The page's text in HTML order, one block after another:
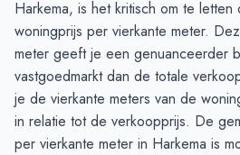
Type
Vraagprijs in euro's
€
Verkoopprijs in euro's
€
Harkema, is het kritisch om te
woningprijs per vierkante meter.
meter geeft je een genuanceerder
vastgoedmarkt dan de totale
je de vierkante meters van de
in relatie tot de verkoopprijs. De
per vierkante meter in Harkema is